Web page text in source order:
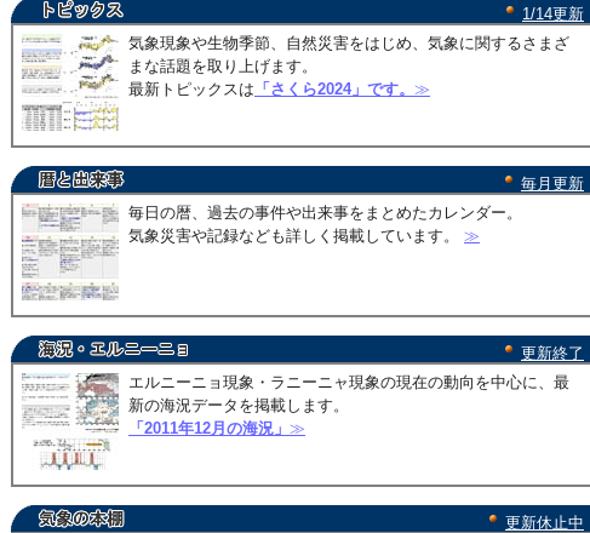
1/14更新
気象現象や生物季節、自然災害をはじめ、気象に関するさまざ
まな話題を取り上げます。
最新トピックスは 「さくら2024」です。 ≫
毎月更新
毎日の暦、過去の事件や出来事をまとめたカレンダー。
気象災害や記録なども詳しく掲載しています。 ≫
更新終了
エルニーニョ現象・ラニーニャ現象の現在の動向を中心に、最
新の海況データを掲載します。
「2011年12月の海況」 ≫
更新休止中